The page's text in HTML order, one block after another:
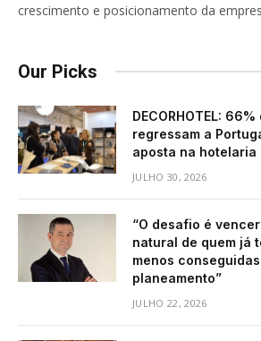
crescimento e posicionamento da
Our Picks
DECORHOTEL:
regressam a
aposta na hotelaria
JULHO 30, 2026
“O desafio é
natural de quem já
menos
planeamento”
JULHO 22, 2026